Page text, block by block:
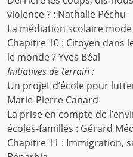
violence ? : Nathalie Péchu
La médiation scolaire
Chapitre 10 : Citoyen dans
le monde ? Yves Béal
Initiatives de terrain :
Un projet d’école pour
Marie-Pierre Canard
La prise en compte de
écoles-familles : Gérard
Chapitre 11 : Immigration,